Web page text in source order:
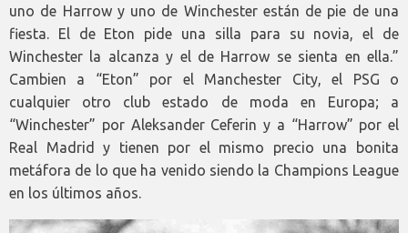
uno de Harrow y uno de Winchester están de pie de una
fiesta. El de Eton pide una silla para su novia, el de
Winchester la alcanza y el de Harrow se sienta en ella.”
Cambien a “Eton” por el Manchester City, el PSG o
cualquier otro club estado de moda en Europa; a
“Winchester” por Aleksander Ceferin y a “Harrow” por el
Real Madrid y tienen por el mismo precio una bonita
metáfora de lo que ha venido siendo la Champions League
en los últimos años.